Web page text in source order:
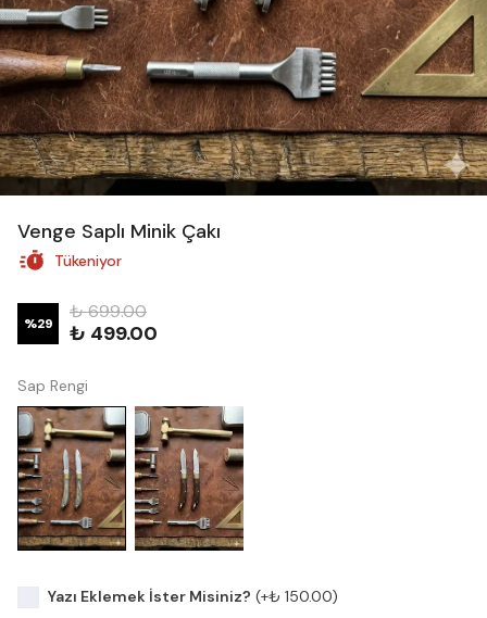
Venge Saplı Minik Çakı
Tükeniyor
%29
₺ 699.00
₺ 499.00
Sap Rengi
Yazı Eklemek İster Misiniz? (+₺ 150.00)